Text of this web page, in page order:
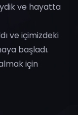
ve hayatta
ve içimizdeki
başladı.
için